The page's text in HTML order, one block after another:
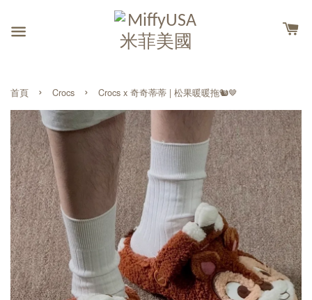
首頁 › Crocs › Crocs x 奇奇蒂蒂 | 松果暖暖拖🐿️🤎